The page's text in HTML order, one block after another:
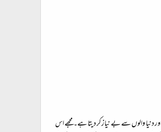
دنیا والوں سے بے نیاز کر دیتا ہے۔ مجھے اس